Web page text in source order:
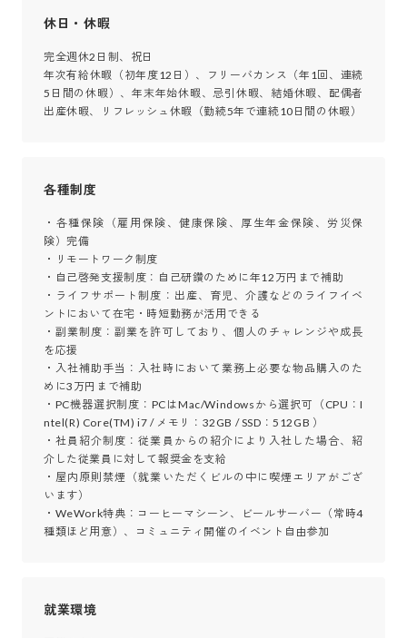
休日・休暇
完全週休2日制、祝日
年次有給休暇（初年度12日）、フリーバカンス（年1回、連続
5日間の休暇）、年末年始休暇、忌引休暇、結婚休暇、配偶者
出産休暇、リフレッシュ休暇（勤続5年で連続10日間の休暇）
各種制度
・各種保険（雇用保険、健康保険、厚生年金保険、労災保
険）完備
・リモートワーク制度
・自己啓発支援制度：自己研鑽のために年12万円まで補助
・ライフサポート制度：出産、育児、介護などのライフイベ
ントにおいて在宅・時短勤務が活用できる
・副業制度：副業を許可しており、個人のチャレンジや成長
を応援
・入社補助手当：入社時において業務上必要な物品購入のた
めに3万円まで補助
・PC機器選択制度：PCはMac/Windowsから選択可（CPU：I
ntel(R) Core(TM) i7 / メモリ：32GB / SSD：512GB ）
・社員紹介制度：従業員からの紹介により入社した場合、紹
介した従業員に対して報奨金を支給
・屋内原則禁煙（就業いただくビルの中に喫煙エリアがござ
います）
・WeWork特典：コーヒーマシーン、ビールサーバー（常時4
種類ほど用意）、コミュニティ開催のイベント自由参加
就業環境